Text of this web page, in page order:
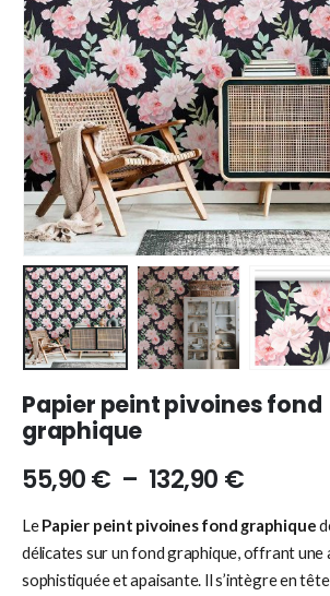
Papier peint pivoines fond
graphique
55,90€ – 132,90 €
LePapier peint pivoines fond graphique
délicates sur un fond graphique, offrant une
sophistiquée et apaisante. Il s’intègre en